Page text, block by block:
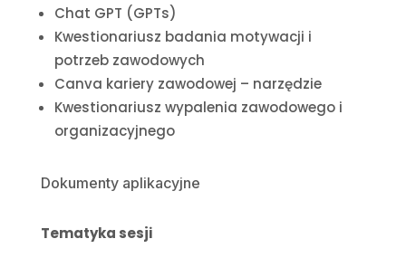
Chat GPT (GPTs)
Kwestionariusz badania motywacji i
potrzeb zawodowych
Canva kariery zawodowej – narzędzie
Kwestionariusz wypalenia zawodowego i
organizacyjnego
Dokumenty aplikacyjne
Tematyka sesji